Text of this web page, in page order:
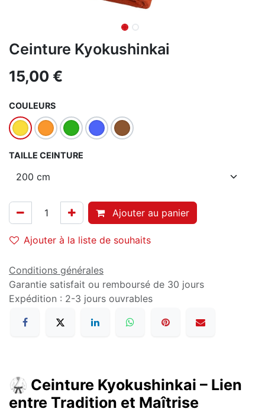
Ceinture Kyokushinkai
15,00 €
COULEURS
TAILLE CEINTURE
Ajouter au panier
Ajouter à la liste de souhaits
Conditions générales
Garantie satisfait ou remboursé de 30 jours
Expédition : 2-3 jours ouvrables
🥋 Ceinture Kyokushinkai – Lien
entre Tradition et Maîtrise